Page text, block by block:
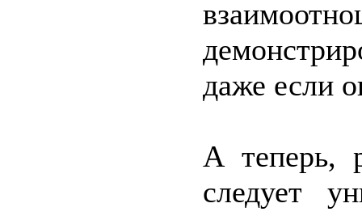
даже если
А теперь,
следует